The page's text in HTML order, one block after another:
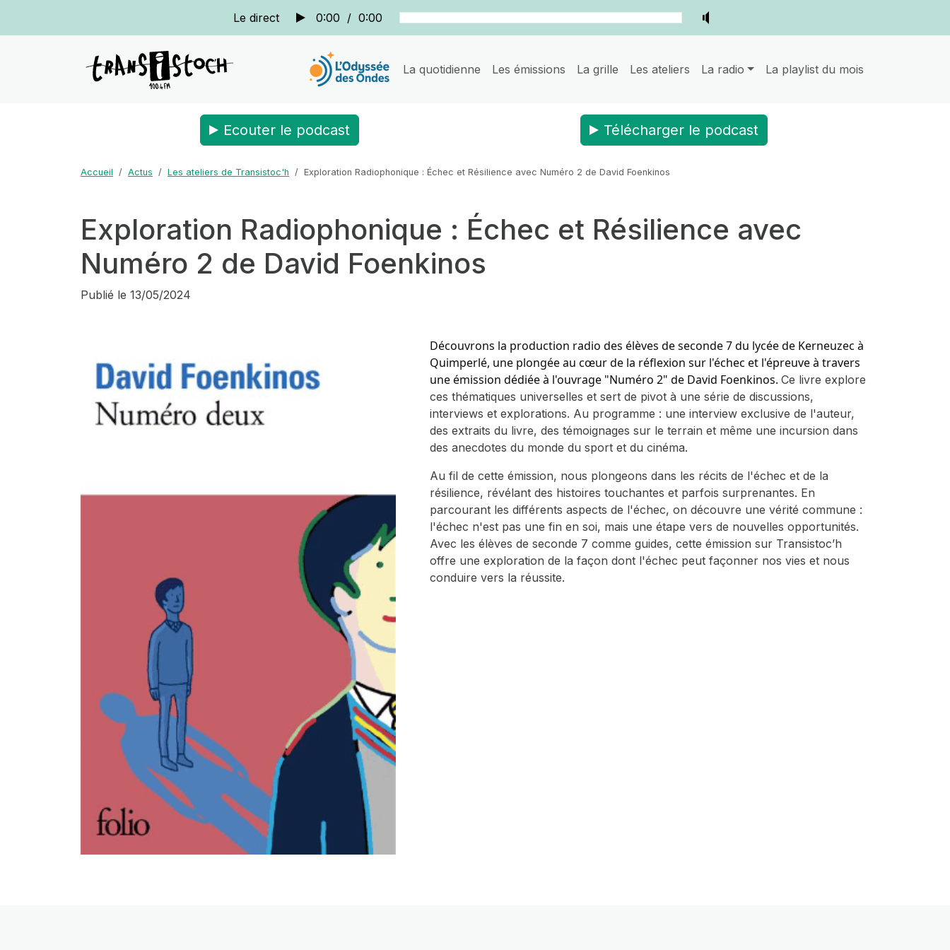
Le direct 0:00 / 0:00
La quotidienne Les émissions La grille Les ateliers La radio La playlist du mois
Ecouter le podcast Télécharger le podcast
Accueil Actus Les ateliers de Transistoc'h Exploration Radiophonique : Échec et Résilience avec Numéro 2 de David Foenkinos
Exploration Radiophonique : Échec et Résilience avec
Numéro 2 de David Foenkinos
Publié le 13/05/2024
Découvrons la production radio des élèves de seconde 7 du lycée de Kerneuzec à
Quimperlé, une plongée au cœur de la réflexion sur l'échec et l'épreuve à travers
une émission dédiée à l'ouvrage "Numéro 2" de David Foenkinos.Ce livre explore
ces thématiques universelles et sert de pivot à une série de discussions,
interviews et explorations. Au programme : une interview exclusive de l'auteur,
des extraits du livre, des témoignages sur le terrain et même une incursion dans
des anecdotes du monde du sport et du cinéma.
Au fil de cette émission, nous plongeons dans les récits de l'échec et de la
résilience, révélant des histoires touchantes et parfois surprenantes. En
parcourant les différents aspects de l'échec, on découvre une vérité commune :
l'échec n'est pas une fin en soi, mais une étape vers de nouvelles opportunités.
Avec les élèves de seconde 7 comme guides, cette émission sur Transistoc’h
offre une exploration de la façon dont l'échec peut façonner nos vies et nous
conduire vers la réussite.